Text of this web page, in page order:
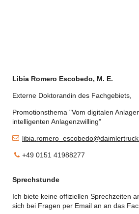
Libia Romero Escobedo, M. E.
Externe Doktorandin des Fachgebiets,
Promotionsthema "Vom digitalen
intelligenten Anlagenzwilling"
+49 0151 41988277
Sprechstunde
Ich biete keine offiziellen Sprechzeiten
sich bei Fragen per Email an an das